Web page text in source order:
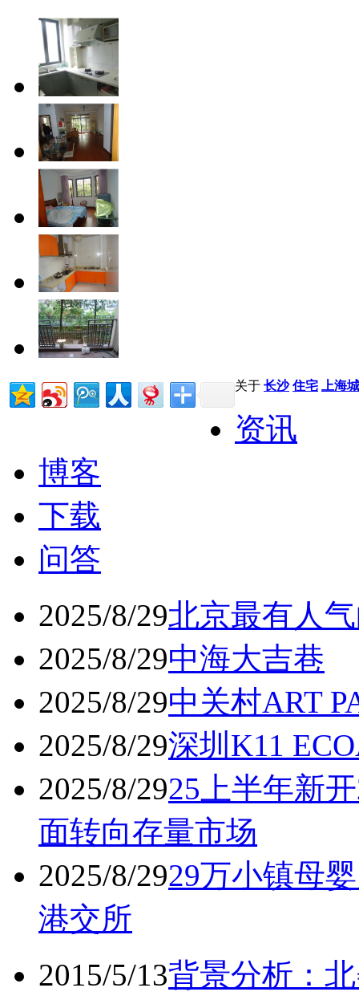
关于 长沙 住宅 上海城
资讯
博客
下载
问答
2025/8/29北京最有人
2025/8/29中海大吉巷
2025/8/29中关村ART
2025/8/29深圳K11
2025/8/2925上半年新
面转向存量市场
2025/8/2929万小镇母
港交所
2015/5/13背景分析：